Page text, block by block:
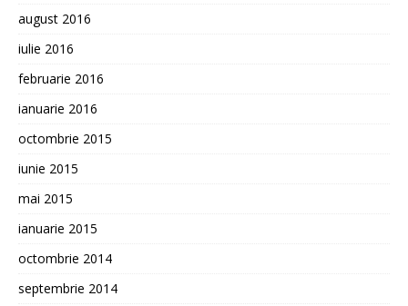
august 2016
iulie 2016
februarie 2016
ianuarie 2016
octombrie 2015
iunie 2015
mai 2015
ianuarie 2015
octombrie 2014
septembrie 2014